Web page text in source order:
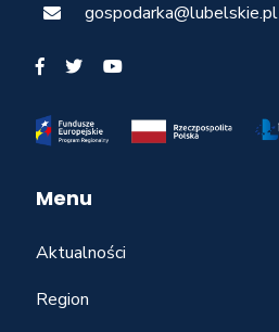
gospodarka@lubelskie.pl
Menu
Aktualności
Region